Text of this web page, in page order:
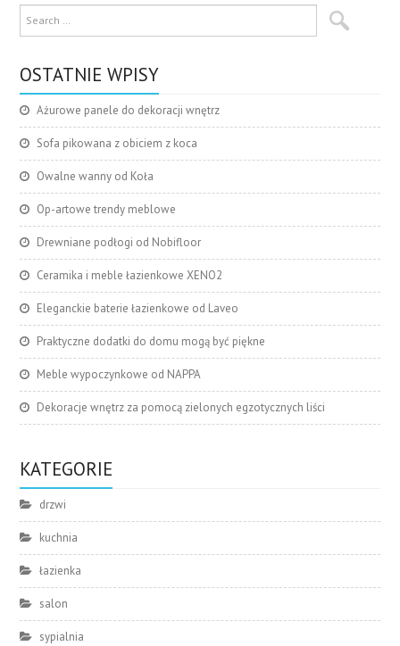
OSTATNIE WPISY
Ażurowe panele do dekoracji wnętrz
Sofa pikowana z obiciem z koca
Owalne wanny od Koła
Op-artowe trendy meblowe
Drewniane podłogi od Nobifloor
Ceramika i meble łazienkowe XENO2
Eleganckie baterie łazienkowe od Laveo
Praktyczne dodatki do domu mogą być piękne
Meble wypoczynkowe od NAPPA
Dekoracje wnętrz za pomocą zielonych egzotycznych liści
KATEGORIE
drzwi
kuchnia
łazienka
salon
sypialnia